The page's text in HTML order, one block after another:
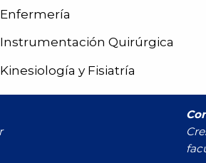
Quirúrgica
y Fisiatría